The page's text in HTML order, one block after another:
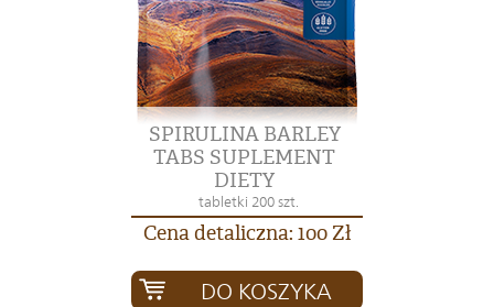
SPIRULINA BARLEY
TABS SUPLEMENT
DIETY
tabletki 200 szt.
Cena detaliczna: 100 Zł
DO KOSZYKA